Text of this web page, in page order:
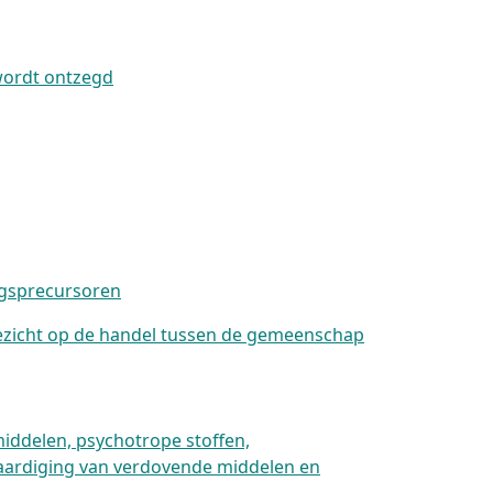
ontzegd
op de handel tussen de gemeenschap
psychotrope stoffen,
van verdovende middelen en